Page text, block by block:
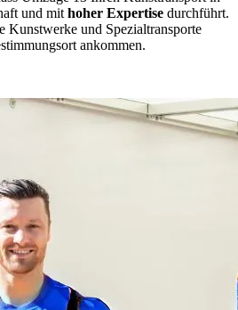
und mit hoher Expertise durchführt.
Kunstwerke und Spezialtransporte
ankommen.